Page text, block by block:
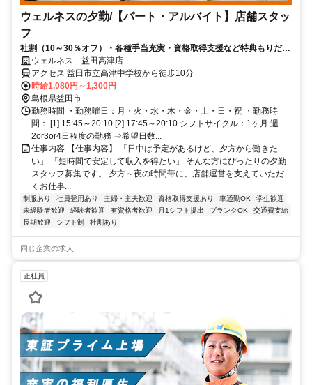
ウェルネスの夕勤/【パート・アルバイト】店舗スタッ
フ
社割（10～30％オフ）・各種手当充実・資格取得支援など特典もりだく
さん！未経験スタートがほとんど♪
ウェルネス 益田高津店
アクセス 益田市立高津中学校から徒歩10分
時給1,080円～1,300円
島根県益田市
勤務時間 ・勤務曜日：月・火・水・木・金・土・日・祝 ・勤務時
間： [1] 15:45～20:10 [2] 17:45～20:10 シフトサイクル：1ヶ月 週
2or3or4日程度の勤務 ⇒希望日数...
仕事内容 【仕事内容】 「日中は予定があるけど、夕方から働きた
い」 「短時間で安定して収入を得たい」 そんな方にぴったりの夕勤
スタッフ募集です。 夕方～夜の時間帯に、店舗運営を支えていただ
くお仕事...
制服あり 社員登用あり 主婦・主夫歓迎 資格取得支援あり 車通勤OK
学生歓迎
未経験者歓迎
経験者歓迎 有資格者歓迎 月1シフト提出 ブランクOK
交通費支給
長期歓迎
シフト制 社割あり
同じ企業の求人
正社員